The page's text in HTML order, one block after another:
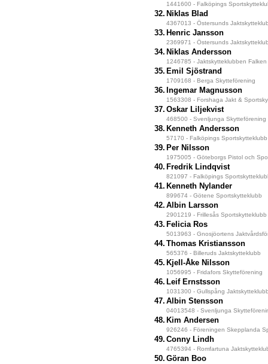
1441600 - Falköpings
32. Niklas Blad
4367013 - Östersunds
33. Henric Jansson
2369971 - Östersunds
34. Niklas Andersson
1246785 - Jaktskytteklubben Falken
35. Emil Sjöstrand
1709168 - Berga Skytteförening
36. Ingemar Magnusson
1563308 - Forshaga Jakt &
37. Oskar Liljekvist
468500 - Svenljunga Skytteförening
38. Kenneth Andersson
57170 - Falköpings Sportskytteklubb
39. Per Nilsson
1975005 - Göteborgs Pistol och
40. Fredrik Lindqvist
821097 - Falköpings
41. Kenneth Nylander
899674 - Götene Sportskytteklubb
42. Albin Larsson
2901219 - Frillesås Sportskytteklubb
43. Felicia Ros
5013963 - Gnosjöortens
44. Thomas Kristiansson
565376 - Billeruds Jaktskytteklubb
45. Kjell-Åke Nilsson
1056995 - Fridafors Skytteförening
46. Leif Ernstsson
1031300 - Gullspång
47. Albin Stensson
04013548 - Svenljunga
48. Kim Andersen
926246 - Föreningen Skepplanda
49. Conny Lindh
4765394 - Romfartuna
50. Göran Boo